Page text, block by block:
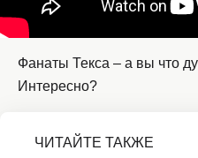
Фанаты Текса – а вы что
Интересно?